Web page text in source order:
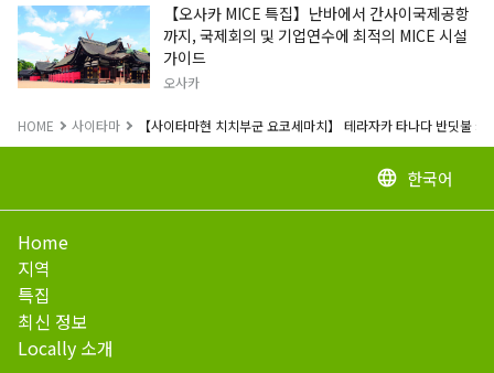
【오사카 MICE 특집】난바에서 간사이국제공항
까지, 국제회의 및 기업연수에 최적의 MICE 시설
가이드
오사카
HOME 사이타마 【사이타마현 치치부군 요코세마치】 테라자카 타나다 반딧불
language 한국어
Home
지역
특집
최신 정보
Locally 소개